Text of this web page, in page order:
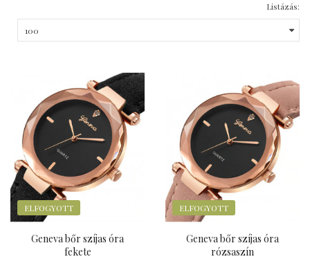
Listázás:
ELFOGYOTT
Geneva bőr szíjas óra
fekete
ELFOGYOTT
Geneva bőr szíjas óra
rózsaszín